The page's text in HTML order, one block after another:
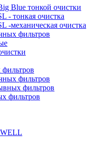
Blue тонкой очистки
- тонкая очистка
-механическая очистка
фильтров
фильтров
фильтров
фильтров